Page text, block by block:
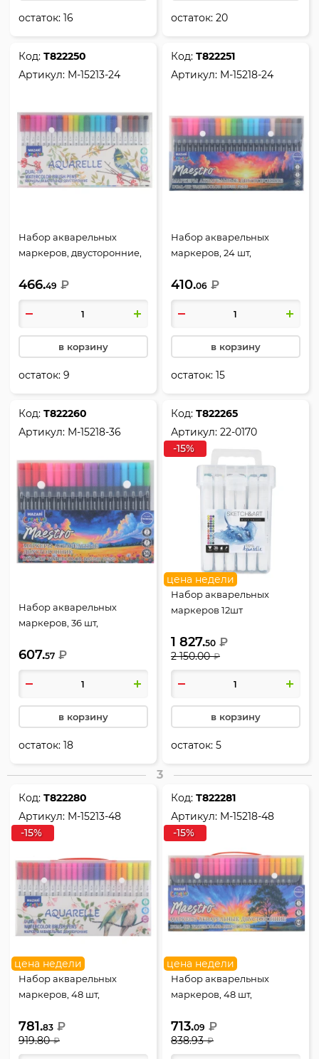
остаток:16 остаток:20
Код:Т822250
Артикул: M-15213-24
Набор акварельных
маркеров, двусторонние,
кистевидный/
капиллярный, Aquarelle,
Mazari, M-15213-24
466.49 ₽
в корзину
остаток:9
Код:Т822251
Артикул: M-15218-24
Набор акварельных
маркеров, 24 шт,
Maestro, Mazari, M-15218-24
410.06 ₽
в корзину
остаток:15
Код:Т822260
Артикул: M-15218-36
Набор акварельных
маркеров, 36 шт,
Maestro, Mazari, M-15218-36
607.57 ₽
в корзину
остаток:18
Код:Т822265
Артикул:22-0170
-15%
цена недели
Набор акварельных
маркеров 12шт
22-0170
1 827.50 ₽
2 150.00 ₽
в корзину
остаток:5
3
Код:Т822280
Артикул: M-15213-48
-15%
цена недели
Набор акварельных
маркеров, 48 шт,
Aquarelle, Mazari, M-15213-
48
781.83 ₽
919.80 ₽
Код:Т822281
Артикул: M-15218-48
-15%
цена недели
Набор акварельных
маркеров, 48 шт,
Maestro, Mazari, M-15218-48
713.09 ₽
838.93 ₽